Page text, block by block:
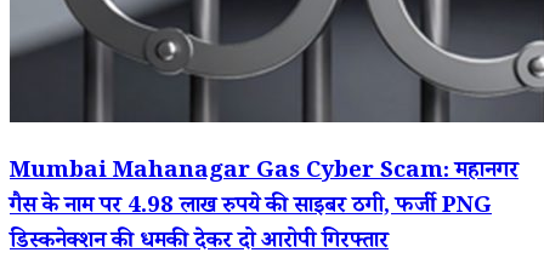
Mumbai Mahanagar Gas Cyber Scam: महानगर
गैस के नाम पर 4.98 लाख रुपये की साइबर ठगी, फर्जी PNG
डिस्कनेक्शन की धमकी देकर दो आरोपी गिरफ्तार